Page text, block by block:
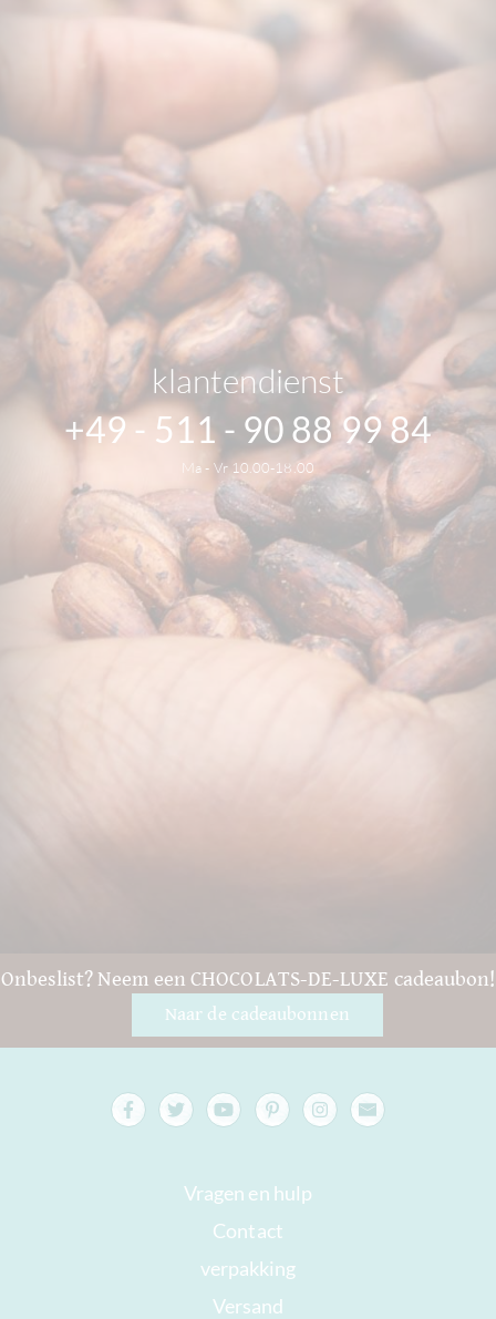
klantendienst
+49 - 511 - 90 88 99 84
Ma - Vr 10.00-18.00
Onbeslist? Neem een CHOCOLATS-DE-LUXE cadeaubon!
Naar de cadeaubonnen
Vragen en hulp
Contact
verpakking
Versand